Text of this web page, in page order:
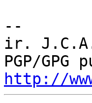
--
ir. J.C.A.
http://